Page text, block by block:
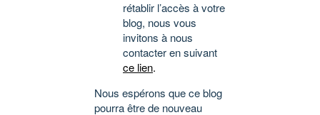
rétablir l’accès à votre
blog, nous vous
invitons à nous
contacter en suivant
ce lien.
Nous espérons que ce blog
pourra être de nouveau